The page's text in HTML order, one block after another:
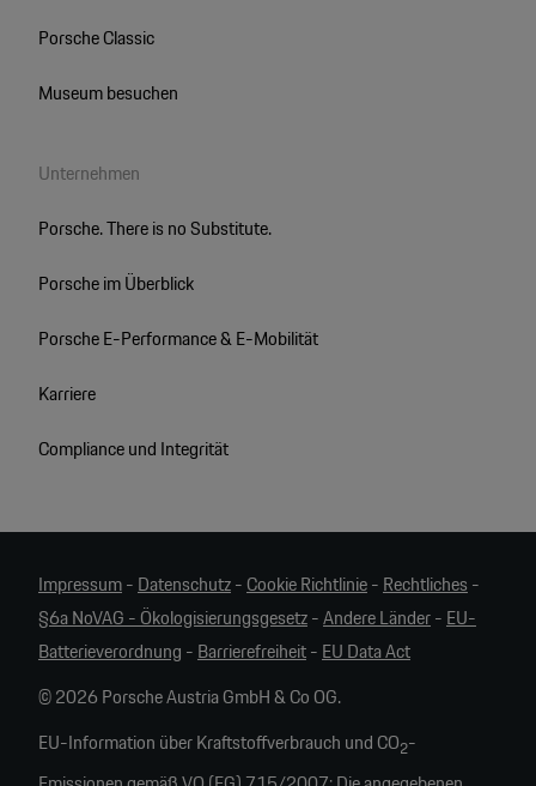
Porsche Classic
Museum besuchen
Unternehmen
Porsche. There is no Substitute.
Porsche im Überblick
Porsche E-Performance & E-Mobilität
Karriere
Compliance und Integrität
Impressum-Datenschutz-Cookie Richtlinie-Rechtliches-
§6a NoVAG - Ökologisierungsgesetz-Andere Länder-EU-
Batterieverordnung -Barrierefreiheit-EU Data Act
© 2026 Porsche Austria GmbH & Co OG.
EU-Information über Kraftstoffverbrauch und CO2-